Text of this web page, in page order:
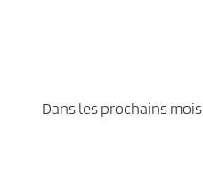
Dans les prochains mois